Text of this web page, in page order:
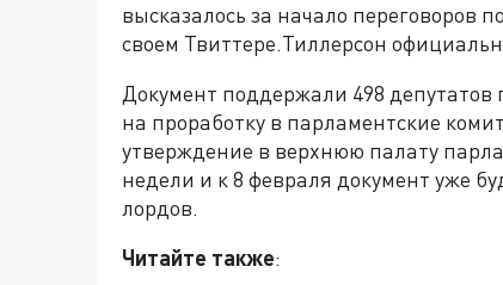
высказалось за начало переговоров
своем Твиттере.Тиллерсон
Документ поддержали 498 депутатов
на проработку в парламентские
утверждение в верхнюю палату
недели и к 8 февраля документ уже
лордов.
Читайте также: